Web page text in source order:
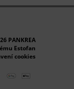
PANKREA
Estofan
cookies